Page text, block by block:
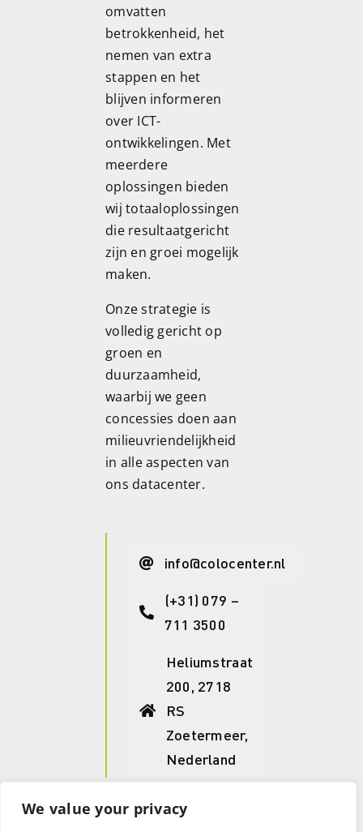
We value your privacy
omvatten
betrokkenheid, het
nemen van extra
stappen en het
blijven informeren
over ICT-
ontwikkelingen. Met
meerdere
oplossingen bieden
wij totaaloplossingen
die resultaatgericht
zijn en groei mogelijk
maken.
Onze strategie is
volledig gericht op
groen en
duurzaamheid,
waarbij we geen
concessies doen aan
milieuvriendelijkheid
in alle aspecten van
ons datacenter.
info@colocenter.nl
(+31) 079 –
711 3500
Heliumstraat
200, 2718
RS
Zoetermeer,
Nederland